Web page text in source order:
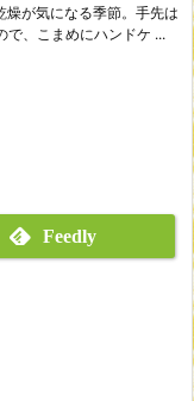
燥が気になる季節。手先は
で、こまめにハンドケ ...
Feedly